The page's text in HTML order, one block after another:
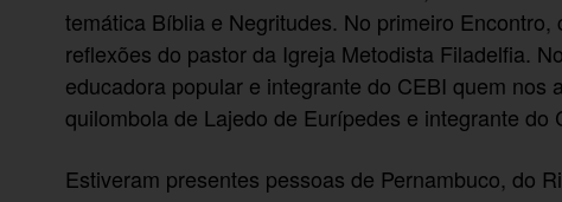
temática Bíblia e Negritudes. No primeiro
reflexões do pastor da Igreja Metodista Filadelfia.
educadora popular e integrante do CEBI quem
quilombola de Lajedo de Eurípedes e integrante do
Estiveram presentes pessoas de Pernambuco, do